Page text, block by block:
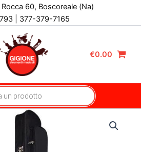
60, Boscoreale (Na)
| 377-379-7165
€0.00